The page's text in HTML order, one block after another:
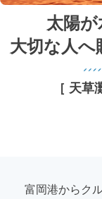
太陽
大切な人
［ 天
富岡港からク